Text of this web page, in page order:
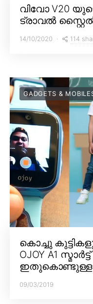
വിവോ V20
ട്രാവൽ സ്റ്റൈൽ
14/10/2020 114
GADGETS &
കൊച്ചു
OJOY A1
ഇതുകൊണ്ടുള്ള
09/03/2019